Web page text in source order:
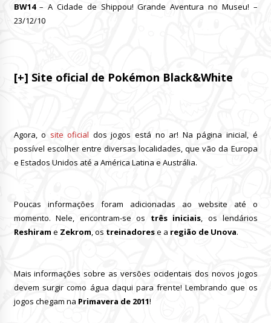
BW14– A Cidade de Shippou! Grande Aventura no Museu! –
23/12/10
[+] Site oficial de Pokémon Black&White
Agora, o site oficial dos jogos está no ar! Na página inicial, é
possível escolher entre diversas localidades, que vão da Europa
e Estados Unidos até a América Latina e Austrália.
Poucas informações foram adicionadas ao website até o
momento. Nele, encontram-se os três iniciais, os lendários
Reshiram e Zekrom, os treinadorese a região de Unova.
Mais informações sobre as versões ocidentais dos novos jogos
devem surgir como água daqui para frente! Lembrando que os
jogos chegam na Primavera de 2011!